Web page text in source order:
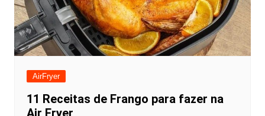
AirFryer
11 Receitas de Frango para fazer na
Air Fryer